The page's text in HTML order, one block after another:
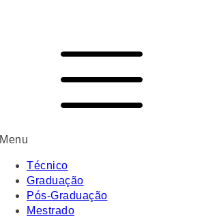
Menu
Técnico
Graduação
Pós-Graduação
Mestrado